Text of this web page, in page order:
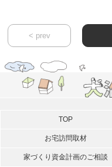
< prev
TOP
お宅訪問取材
家づくり資金計画のご相談